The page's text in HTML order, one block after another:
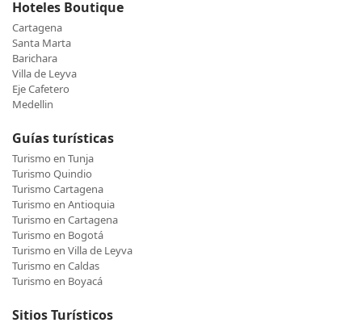
Hoteles Boutique
Cartagena
Santa Marta
Barichara
Villa de Leyva
Eje Cafetero
Medellin
Guías turísticas
Turismo en Tunja
Turismo Quindio
Turismo Cartagena
Turismo en Antioquia
Turismo en Cartagena
Turismo en Bogotá
Turismo en Villa de Leyva
Turismo en Caldas
Turismo en Boyacá
Sitios Turísticos